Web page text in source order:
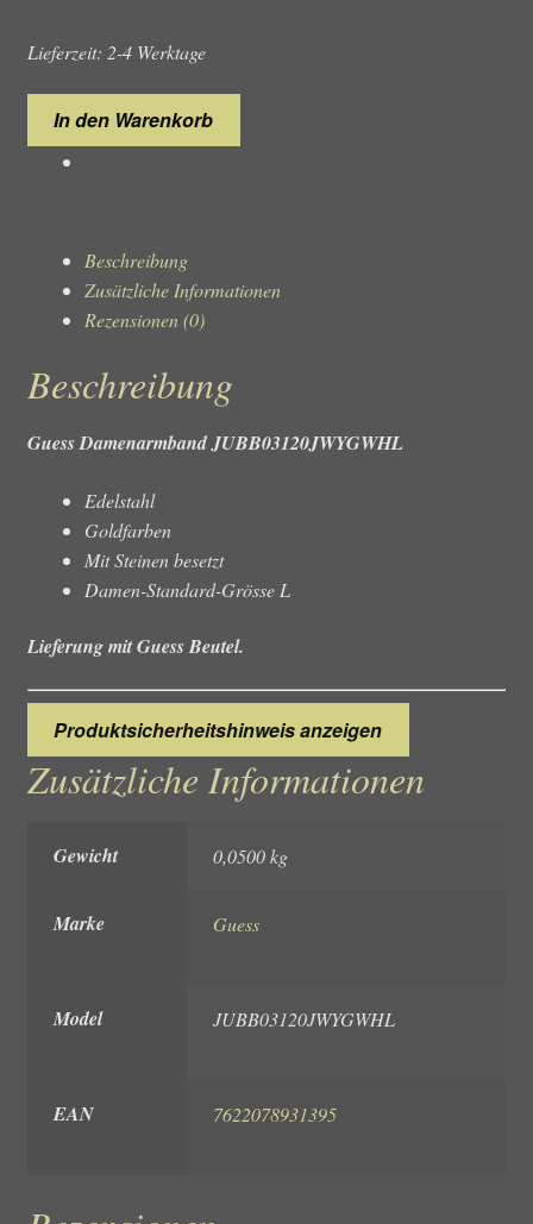
Lieferzeit: 2-4 Werktage
Guess
JUBB03120JWYGWHL
In den Warenkorb
Beschreibung
Zusätzliche Informationen
Rezensionen (0)
Beschreibung
Guess Damenarmband JUBB03120JWYGWHL
Edelstahl
Goldfarben
Mit Steinen besetzt
Damen-Standard-Grösse L
Lieferung mit Guess Beutel.
Produktsicherheitshinweis anzeigen
Zusätzliche Informationen
Gewicht 0,0500 kg
Marke Guess
Model JUBB03120JWYGWHL
EAN 7622078931395